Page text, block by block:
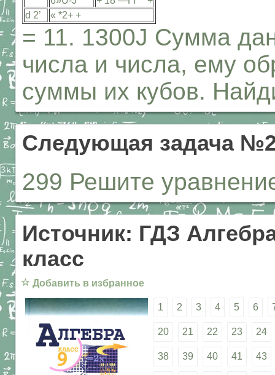
d 2’
« *2+ +
= 11. 1300J Сумма
числа и числа, ему
суммы их кубов.
Следующая задача
299 Решите
Источник: ГДЗ
класс
☆ Добавить в избранное
1 2 3 4 5 6
20 21 22 23 24
38 39 40 41 43